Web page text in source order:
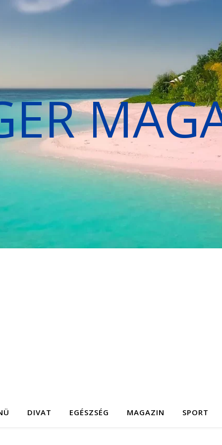
DIVAT EGÉSZSÉG MAGAZIN SPORT